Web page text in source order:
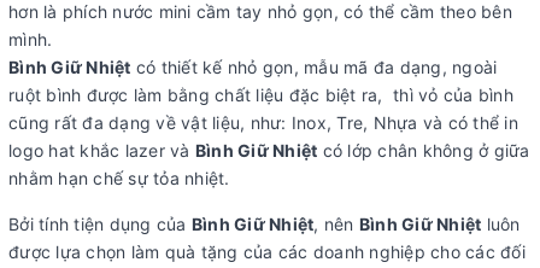
hơn là phích nước mini cầm tay nhỏ gọn, có thể cầm theo bên
mình.
Bình Giữ Nhiệt có thiết kế nhỏ gọn, mẫu mã đa dạng, ngoài
ruột bình được làm bằng chất liệu đặc biệt ra, thì vỏ của bình
cũng rất đa dạng về vật liệu, như: Inox, Tre, Nhựa và có thể in
logo hat khắc lazer và Bình Giữ Nhiệt có lớp chân không ở giữa
nhằm hạn chế sự tỏa nhiệt.
Bởi tính tiện dụng của Bình Giữ Nhiệt, nên Bình Giữ Nhiệt luôn
được lựa chọn làm quà tặng của các doanh nghiệp cho các đối